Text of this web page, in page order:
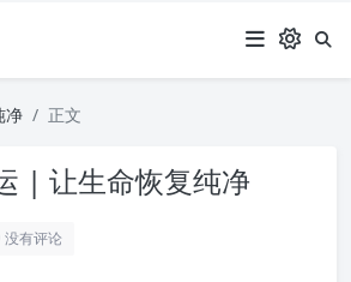
净 正文
| 让生命恢复纯净
没有评论